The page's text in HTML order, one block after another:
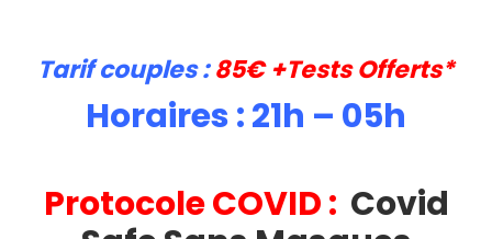
Tarif couples :85€ +Tests Offerts*
Horaires : 21h – 05h
Protocole COVID : Covid